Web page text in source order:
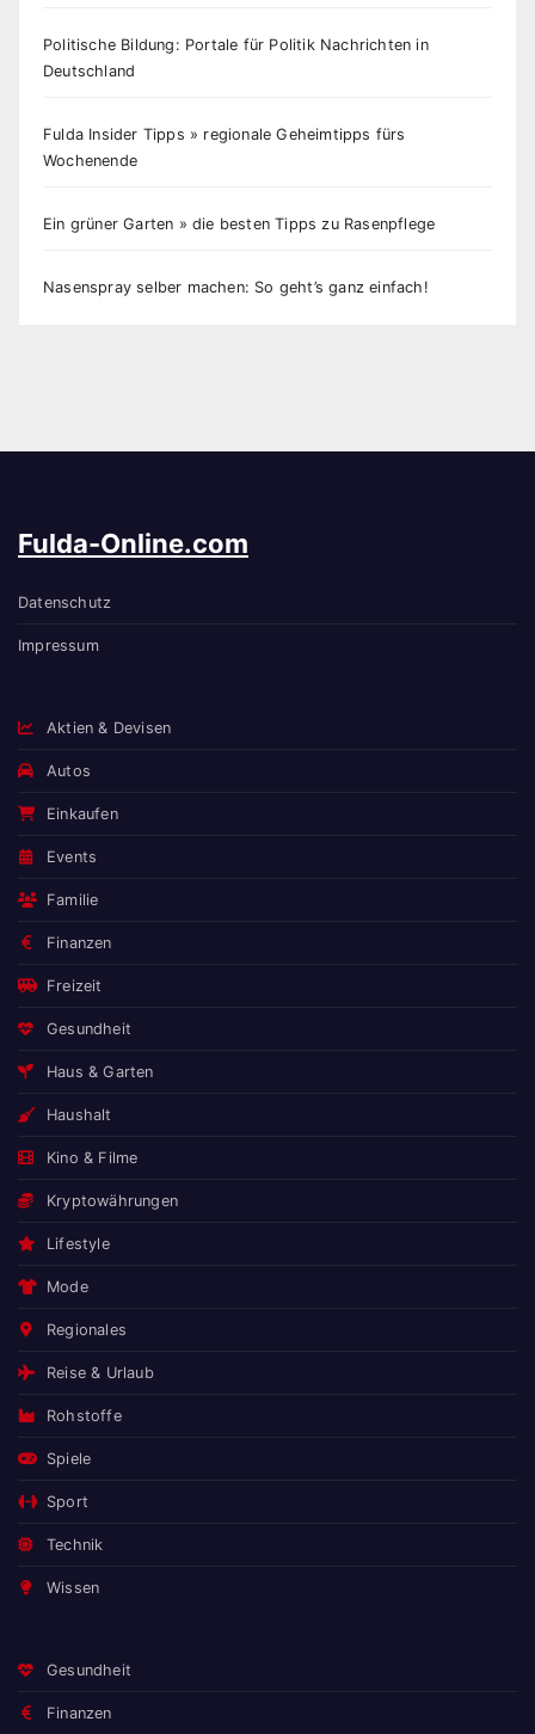
Politische Bildung: Portale für Politik Nachrichten in
Deutschland
Fulda Insider Tipps » regionale Geheimtipps fürs
Wochenende
Ein grüner Garten » die besten Tipps zu Rasenpflege
Nasenspray selber machen: So geht’s ganz einfach!
Fulda-Online.com
Datenschutz
Impressum
Aktien & Devisen
Autos
Einkaufen
Events
Familie
Finanzen
Freizeit
Gesundheit
Haus & Garten
Haushalt
Kino & Filme
Kryptowährungen
Lifestyle
Mode
Regionales
Reise & Urlaub
Rohstoffe
Spiele
Sport
Technik
Wissen
Gesundheit
Finanzen